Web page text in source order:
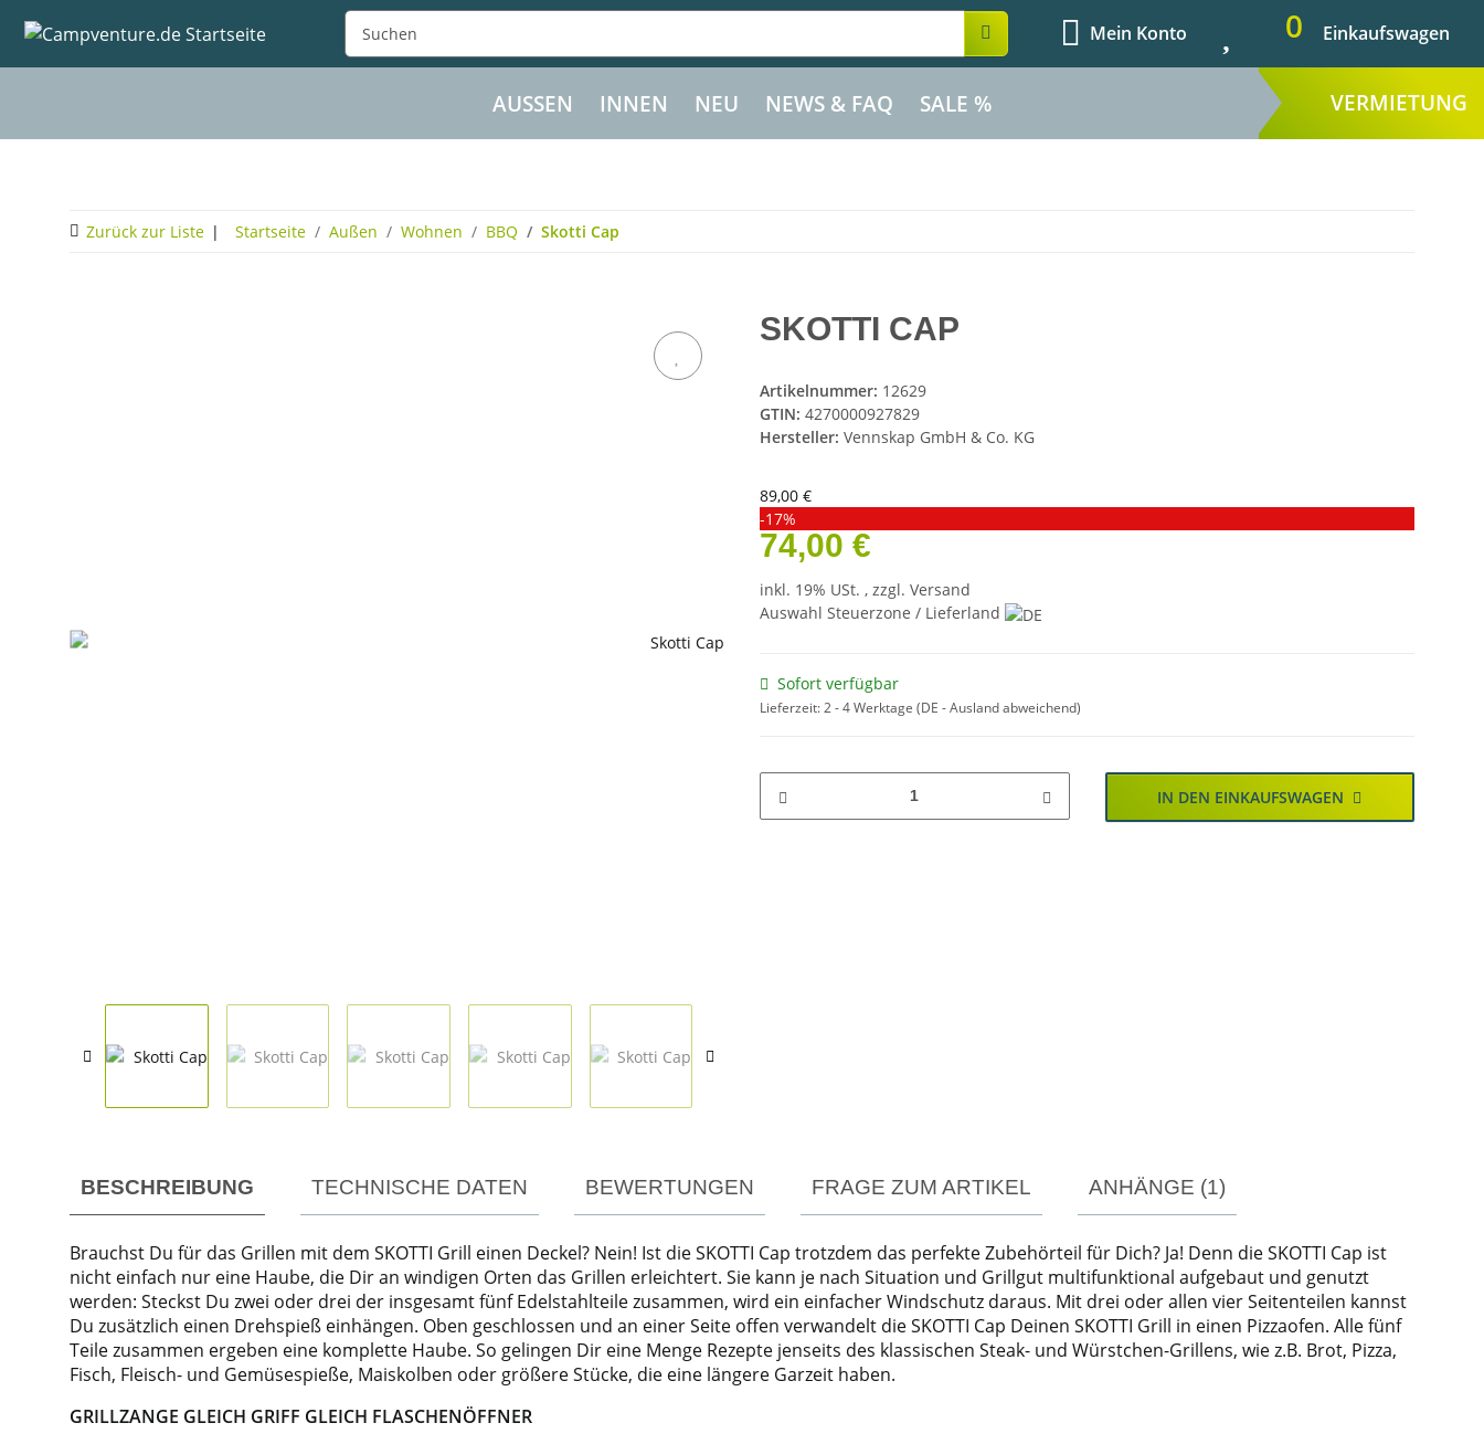
Mein Konto 0 Einkaufswagen
AUSSEN INNEN NEU NEWS & FAQ SALE % VERMIETUNG
Zurück zur Liste Startseite Außen Wohnen BBQ Skotti Cap
SKOTTI CAP
Artikelnummer: 12629
GTIN: 4270000927829
Hersteller: Vennskap GmbH & Co. KG
89,00 €
-17%
74,00 €
inkl. 19% USt. , zzgl. Versand
Auswahl Steuerzone / Lieferland
Sofort verfügbar
Lieferzeit:2 - 4 Werktage (DE - Ausland abweichend)
IN DEN EINKAUFSWAGEN
BESCHREIBUNG TECHNISCHE DATEN BEWERTUNGEN FRAGE ZUM ARTIKEL ANHÄNGE (1)
Brauchst Du für das Grillen mit dem SKOTTI Grill einen Deckel? Nein! Ist die SKOTTI Cap trotzdem das perfekte Zubehörteil für Dich? Ja! Denn die SKOTTI Cap ist
nicht einfach nur eine Haube, die Dir an windigen Orten das Grillen erleichtert. Sie kann je nach Situation und Grillgut multifunktional aufgebaut und genutzt
werden: Steckst Du zwei oder drei der insgesamt fünf Edelstahlteile zusammen, wird ein einfacher Windschutz daraus. Mit drei oder allen vier Seitenteilen kannst
Du zusätzlich einen Drehspieß einhängen. Oben geschlossen und an einer Seite offen verwandelt die SKOTTI Cap Deinen SKOTTI Grill in einen Pizzaofen. Alle fünf
Teile zusammen ergeben eine komplette Haube. So gelingen Dir eine Menge Rezepte jenseits des klassischen Steak- und Würstchen-Grillens, wie z.B. Brot, Pizza,
Fisch, Fleisch- und Gemüsespieße, Maiskolben oder größere Stücke, die eine längere Garzeit haben.
GRILLZANGE GLEICH GRIFF GLEICH FLASCHENÖFFNER